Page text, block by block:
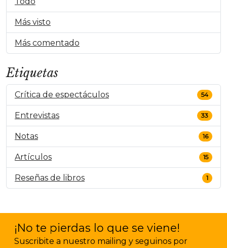
Más visto
Más comentado
Etiquetas
Crítica de espectáculos 54
Entrevistas 33
Notas 16
Artículos 15
Reseñas de libros 1
¡No te pierdas lo que se viene!
Suscribite a nuestro mailing y seguinos por